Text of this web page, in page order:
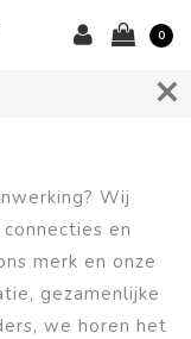
0
Wij
en
merk en onze
gezamenlijke
we horen het